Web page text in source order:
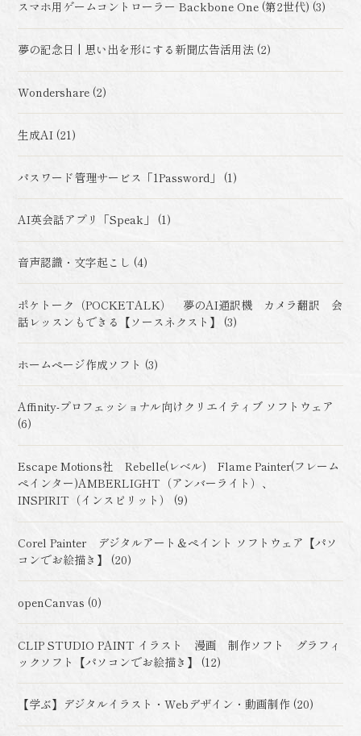
スマホ用ゲームコントローラー Backbone One (第2世代) (3)
夢の記念日 | 思い出を形にする新聞広告活用法 (2)
Wondershare (2)
生成AI (21)
パスワード管理サービス「1Password」 (1)
AI英会話アプリ「Speak」 (1)
音声認識・文字起こし (4)
ポケトーク（POCKETALK） 夢のAI通訳機 カメラ翻訳 会
話レッスンもできる【ソースネクスト】 (3)
ホームページ作成ソフト (3)
Affinity-プロフェッショナル向けクリエイティブ ソフトウェア
(6)
Escape Motions社 Rebelle(レベル) Flame Painter(フレーム
ペインター)AMBERLIGHT（アンバーライト）、
INSPIRIT（インスピリット） (9)
Corel Painter デジタルアート＆ペイント ソフトウェア【パソ
コンでお絵描き】 (20)
openCanvas (0)
CLIP STUDIO PAINT イラスト 漫画 制作ソフト グラフィ
ックソフト【パソコンでお絵描き】 (12)
【学ぶ】デジタルイラスト・Webデザイン・動画制作 (20)